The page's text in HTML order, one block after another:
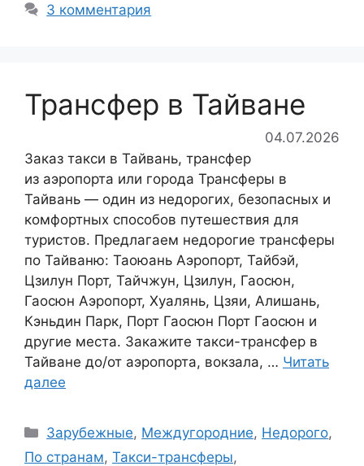
3 комментария
Трансфер в Тайване
04.07.2026
Заказ такси в Тайвань, трансфер
из аэропорта или города Трансферы в
Тайвань — один из недорогих, безопасных и
комфортных способов путешествия для
туристов. Предлагаем недорогие трансферы
по Тайваню: Таоюань Аэропорт, Тайбэй,
Цзилун Порт, Тайчжун, Цзилун, Гаосюн,
Гаосюн Аэропорт, Хуалянь, Цзяи, Алишань,
Кэньдин Парк, Порт Гаосюн Порт Гаосюн и
другие места. Закажите такси-трансфер в
Тайване до/от аэропорта, вокзала, … Читать
далее
Рубрики
Зарубежные, Междугородние, Недорого,
По странам, Такси-трансферы,